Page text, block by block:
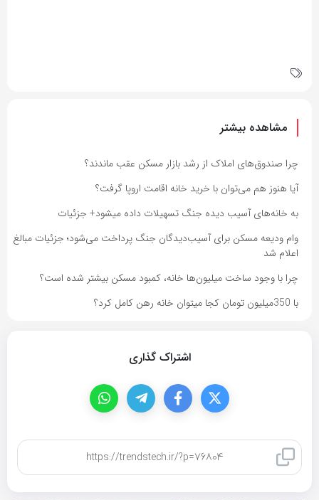
مشاهده بیشتر
چرا صندوق‌های املاک از رشد بازار مسکن عقب ماندند؟
آیا هنوز هم می‌توان با خرید خانه اقامت اروپا گرفت؟
به خانه‌های آسیب دیده جنگ تسهیلات داده میشود+ جزئیات
وام ودیعه مسکن برای آسیب‌دیدگان جنگ پرداخت می‌شود؛ جزئیات مبالغ
اعلام شد
چرا با وجود ساخت میلیون‌ها خانه، کمبود مسکن بیشتر شده است؟
با 350میلیون تومان کجا میتوان خانه رهن کامل کرد؟
اشتراک گذاری